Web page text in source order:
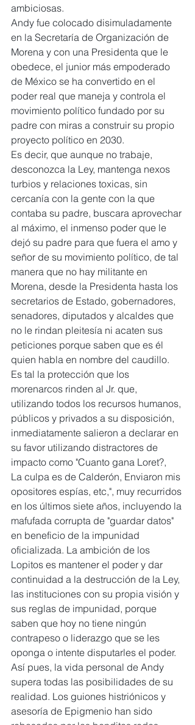
ambiciosas.
Andy fue colocado disimuladamente
en la Secretaría de Organización de
Morena y con una Presidenta que le
obedece, el junior más empoderado
de México se ha convertido en el
poder real que maneja y controla el
movimiento político fundado por su
padre con miras a construir su propio
proyecto político en 2030.
Es decir, que aunque no trabaje,
desconozca la Ley, mantenga nexos
turbios y relaciones toxicas, sin
cercanía con la gente con la que
contaba su padre, buscara aprovechar
al máximo, el inmenso poder que le
dejó su padre para que fuera el amo y
señor de su movimiento político, de tal
manera que no hay militante en
Morena, desde la Presidenta hasta los
secretarios de Estado, gobernadores,
senadores, diputados y alcaldes que
no le rindan pleitesía ni acaten sus
peticiones porque saben que es él
quien habla en nombre del caudillo.
Es tal la protección que los
morenarcos rinden al Jr. que,
utilizando todos los recursos humanos,
públicos y privados a su disposición,
inmediatamente salieron a declarar en
su favor utilizando distractores de
impacto como "Cuanto gana Loret?,
La culpa es de Calderón, Enviaron mis
opositores espías, etc,", muy recurridos
en los últimos siete años, incluyendo la
mafufada corrupta de "guardar datos"
en beneficio de la impunidad
oficializada. La ambición de los
Lopitos es mantener el poder y dar
continuidad a la destrucción de la Ley,
las instituciones con su propia visión y
sus reglas de impunidad, porque
saben que hoy no tiene ningún
contrapeso o liderazgo que se les
oponga o intente disputarles el poder.
Así pues, la vida personal de Andy
supera todas las posibilidades de su
realidad. Los guiones histriónicos y
asesoría de Epigmenio han sido